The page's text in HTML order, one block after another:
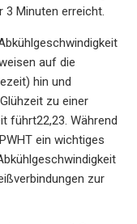
3 Minuten erreicht.
auf die
hin und
zu einer
führt22,23. Während
ein wichtiges
zur